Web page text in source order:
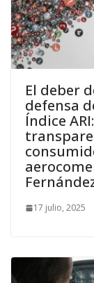
El deber
defensa
Índice
17 julio, 2025